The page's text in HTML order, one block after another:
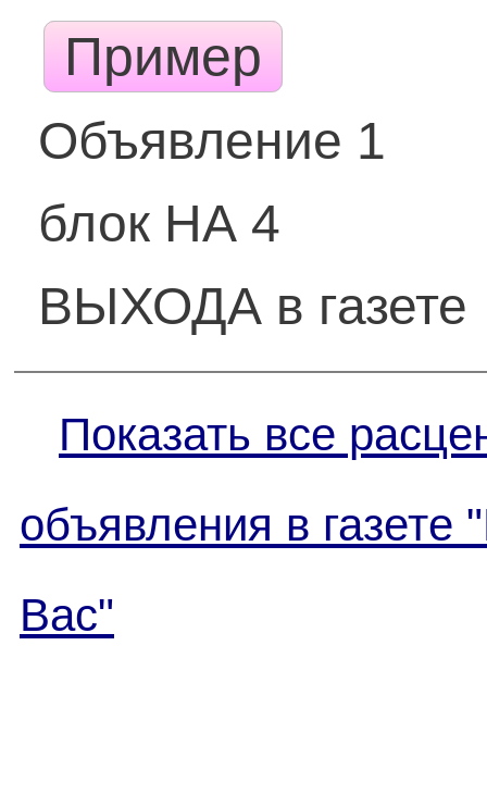
Пример
Объявление 1
блок НА 4
ВЫХОДА в газете
Показать все
объявления в газете
Вас"